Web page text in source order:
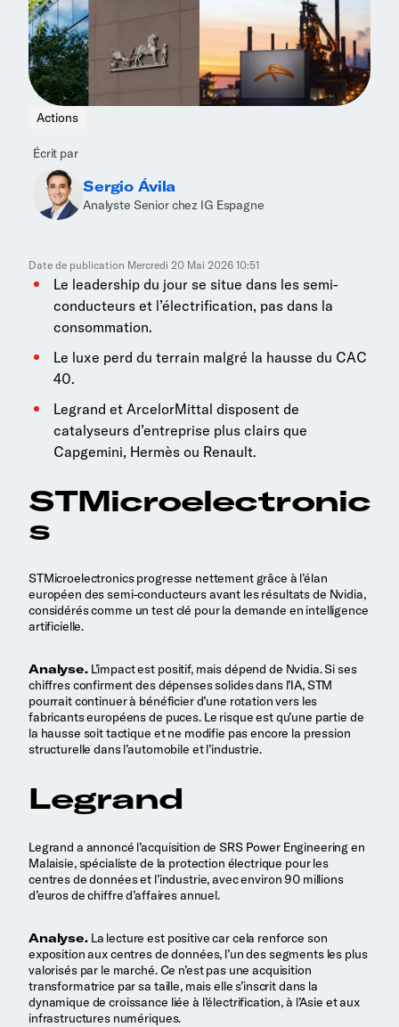
Actions
Écrit par
Sergio Ávila
Analyste Senior chez IG Espagne
Date de publication Mercredi 20 Mai 2026 10:51
Le leadership du jour se situe dans les semi-
conducteurs et l’électrification, pas dans la
consommation.
Le luxe perd du terrain malgré la hausse du CAC
40.
Legrand et ArcelorMittal disposent de
catalyseurs d’entreprise plus clairs que
Capgemini, Hermès ou Renault.
STMicroelectronic
s
STMicroelectronics progresse nettement grâce à l’élan
européen des semi-conducteurs avant les résultats de Nvidia,
considérés comme un test clé pour la demande en intelligence
artificielle.
Analyse.L’impact est positif, mais dépend de Nvidia. Si ses
chiffres confirment des dépenses solides dans l’IA, STM
pourrait continuer à bénéficier d’une rotation vers les
fabricants européens de puces. Le risque est qu’une partie de
la hausse soit tactique et ne modifie pas encore la pression
structurelle dans l’automobile et l’industrie.
Legrand
Legrand a annoncé l’acquisition de SRS Power Engineering en
Malaisie, spécialiste de la protection électrique pour les
centres de données et l’industrie, avec environ 90 millions
d’euros de chiffre d’affaires annuel.
Analyse.La lecture est positive car cela renforce son
exposition aux centres de données, l’un des segments les plus
valorisés par le marché. Ce n’est pas une acquisition
transformatrice par sa taille, mais elle s’inscrit dans la
dynamique de croissance liée à l’électrification, à l’Asie et aux
infrastructures numériques.